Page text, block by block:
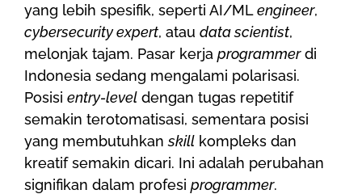
yang lebih spesifik, seperti AI/MLengineer,
cybersecurity expert, atau data scientist,
melonjak tajam. Pasar kerja programmerdi
Indonesia sedang mengalami polarisasi.
Posisi entry-level dengan tugas repetitif
semakin terotomatisasi, sementara posisi
yang membutuhkanskill kompleks dan
kreatif semakin dicari. Ini adalah perubahan
signifikan dalam profesi programmer.